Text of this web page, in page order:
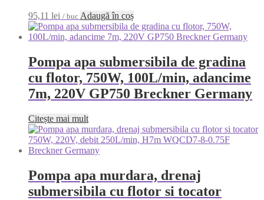
95,11 lei / buc Adaugă în coș
Pompa apa submersibila de gradina
cu flotor, 750W, 100L/min, adancime
7m, 220V GP750 Breckner Germany
Citește mai mult
Pompa apa murdara, drenaj
submersibila cu flotor si tocator